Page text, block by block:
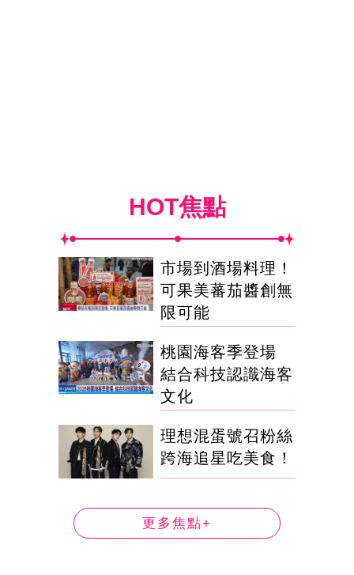
HOT焦點
市場到酒場料理！
可果美蕃茄醬創無
限可能
桃園海客季登場
結合科技認識海客
文化
理想混蛋號召粉絲
跨海追星吃美食！
更多焦點+